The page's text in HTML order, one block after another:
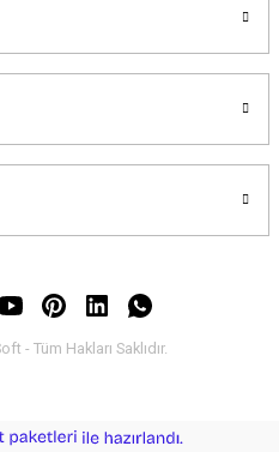
- Tüm Hakları Saklıdır.
e-